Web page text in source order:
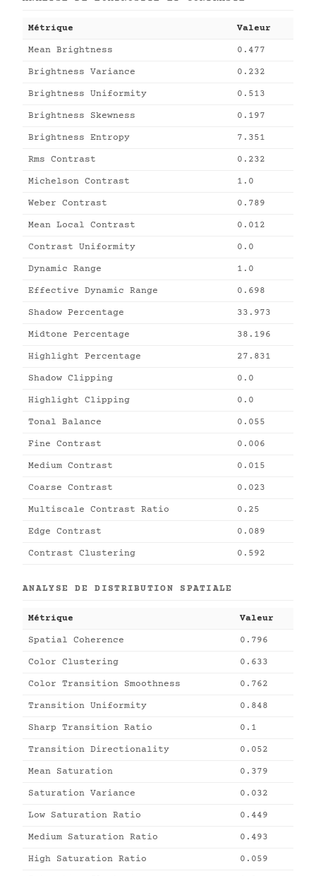
Métrique Valeur
Mean Brightness 0.477
Brightness Variance 0.232
Brightness Uniformity 0.513
Brightness Skewness 0.197
Brightness Entropy 7.351
Rms Contrast 0.232
Michelson Contrast 1.0
Weber Contrast 0.789
Mean Local Contrast 0.012
Contrast Uniformity 0.0
Dynamic Range 1.0
Effective Dynamic Range 0.698
Shadow Percentage 33.973
Midtone Percentage 38.196
Highlight Percentage 27.831
Shadow Clipping 0.0
Highlight Clipping 0.0
Tonal Balance 0.055
Fine Contrast 0.006
Medium Contrast 0.015
Coarse Contrast 0.023
Multiscale Contrast Ratio 0.25
Edge Contrast 0.089
Contrast Clustering 0.592
ANALYSE DE DISTRIBUTION SPATIALE
Métrique Valeur
Spatial Coherence 0.796
Color Clustering 0.633
Color Transition Smoothness 0.762
Transition Uniformity 0.848
Sharp Transition Ratio 0.1
Transition Directionality 0.052
Mean Saturation 0.379
Saturation Variance 0.032
Low Saturation Ratio 0.449
Medium Saturation Ratio 0.493
High Saturation Ratio 0.059